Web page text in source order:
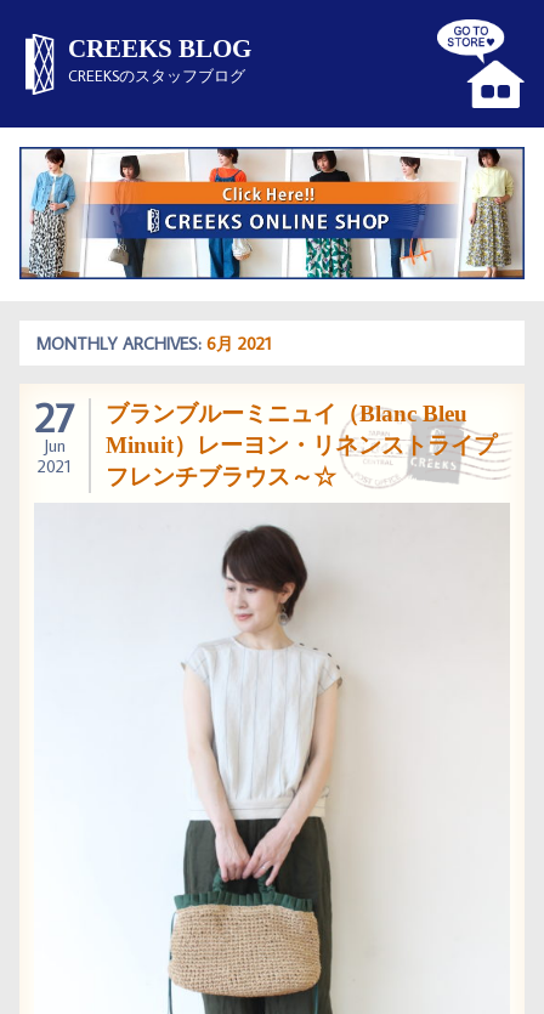
CREEKS BLOG
CREEKSのスタッフブログ
MONTHLY ARCHIVES:6月 2021
27
Jun
2021
ブランブルーミニュイ（Blanc Bleu
Minuit）レーヨン・リネンストライプ
フレンチブラウス～☆